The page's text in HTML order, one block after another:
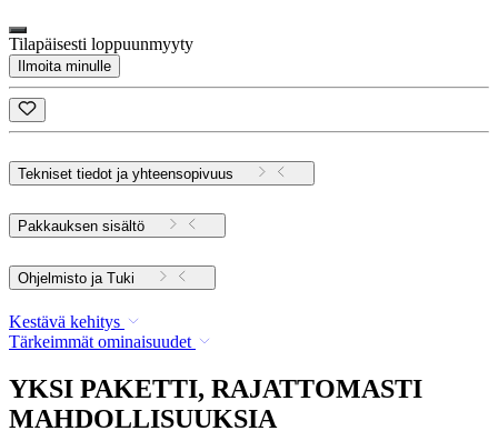
Tilapäisesti loppuunmyyty
Ilmoita minulle
Tekniset tiedot ja yhteensopivuus
Pakkauksen sisältö
Ohjelmisto ja Tuki
Kestävä kehitys
Tärkeimmät ominaisuudet
YKSI PAKETTI, RAJATTOMASTI
MAHDOLLISUUKSIA